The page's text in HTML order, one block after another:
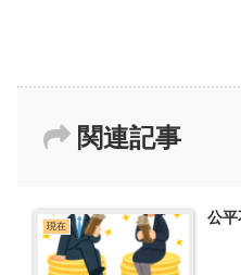
関連記事
現在 公平